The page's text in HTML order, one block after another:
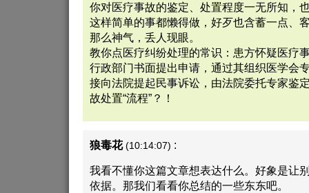
你对医疗事故的鉴定、处置程度一无所知，
这样简单的事都懒得做，好歹也含蓄一点、
那么神气，丢人现眼。
教你点医疗纠纷处理的常识：患方怀疑医疗
行政部门书面提出申请，通过其组织医学会
接向法院提起民事诉讼，由法院委托专家鉴
故处置“流程”？！
狼毒花 (10:14:07) :
我看不懂你这篇文章想表达什么。好象是让
依据。那我们看看你总结的一些东东吧。